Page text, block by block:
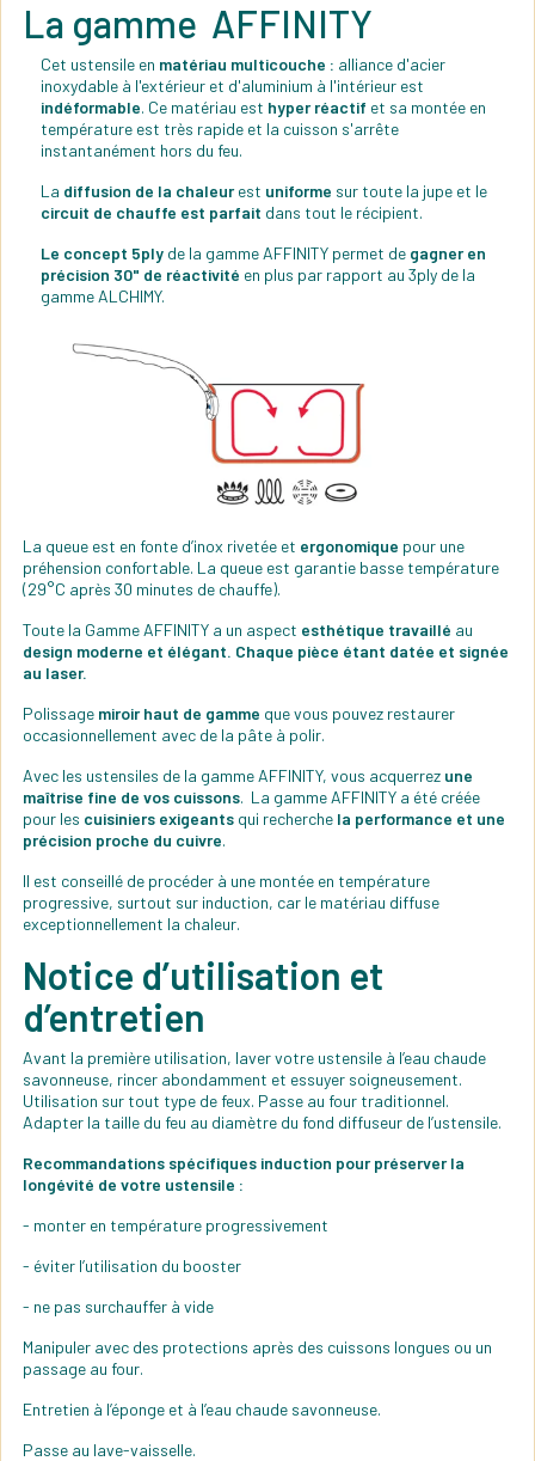
La gamme AFFINITY
Cet ustensile en matériau multicouche : alliance d'acier
inoxydable à l'extérieur et d'aluminium à l'intérieur est
indéformable. Ce matériau est hyper réactif et sa montée en
température est très rapide et la cuisson s'arrête
instantanément hors du feu.
La diffusion de la chaleurest uniforme sur toute la jupe et le
circuit de chauffe est parfait dans tout le récipient.
Le concept 5ply de la gamme AFFINITY permet de gagner en
précision 30" de réactivité en plus par rapport au 3ply de la
gamme ALCHIMY.
La queue est en fonte d’inox rivetée et ergonomique pour une
préhension confortable. La queue est garantie basse température
(29°C après 30 minutes de chauffe).
Toute la Gamme AFFINITY a un aspect esthétique travaillé au
design moderne et élégant. Chaque pièce étant datée et signée
au laser.
Polissage miroir haut de gamme que vous pouvez restaurer
occasionnellement avec de la pâte à polir.
Avec les ustensiles de la gamme AFFINITY, vous acquerrez une
maîtrise fine de vos cuissons. La gamme AFFINITY a été créée
pour les cuisiniers exigeants qui recherche la performance et une
précision proche du cuivre.
Il est conseillé de procéder à une montée en température
progressive, surtout sur induction, car le matériau diffuse
exceptionnellement la chaleur.
Notice d’utilisation et
d’entretien
Avant la première utilisation, laver votre ustensile à l’eau chaude
savonneuse, rincer abondamment et essuyer soigneusement.
Utilisation sur tout type de feux. Passe au four traditionnel.
Adapter la taille du feu au diamètre du fond diffuseur de l’ustensile.
Recommandations spécifiques induction pour préserver la
longévité de votre ustensile :
- monter en température progressivement
- éviter l’utilisation du booster
- ne pas surchauffer à vide
Manipuler avec des protections après des cuissons longues ou un
passage au four.
Entretien à l’éponge et à l’eau chaude savonneuse.
Passe au lave-vaisselle.